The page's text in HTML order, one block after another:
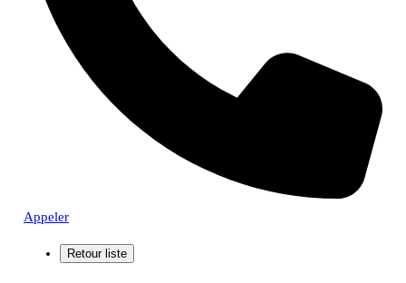
Appeler